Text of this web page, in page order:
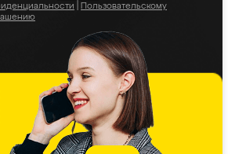
Пользовательскому